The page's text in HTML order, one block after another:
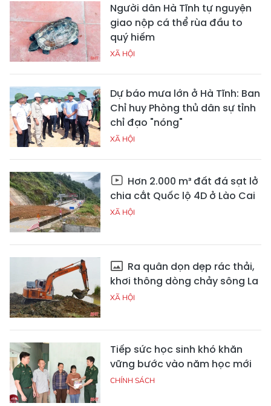
Người dân Hà Tĩnh tự nguyện
giao nộp cá thể rùa đầu to
quý hiếm
XÃ HỘI
Dự báo mưa lớn ở Hà Tĩnh: Ban
Chỉ huy Phòng thủ dân sự tỉnh
chỉ đạo "nóng"
XÃ HỘI
Hơn 2.000 m³ đất đá sạt lở
chia cắt Quốc lộ 4D ở Lào Cai
XÃ HỘI
Ra quân dọn dẹp rác thải,
khơi thông dòng chảy sông La
XÃ HỘI
Tiếp sức học sinh khó khăn
vững bước vào năm học mới
CHÍNH SÁCH